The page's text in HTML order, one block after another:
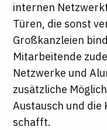
internen
Türen, die sonst
Großkanzleien
Mitarbeitende
Netzwerke und
zusätzliche
Austausch und
schafft.